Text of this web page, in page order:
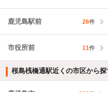
鹿児島駅前 26件
市役所前 11件
桜島桟橋通駅近くの市区から探